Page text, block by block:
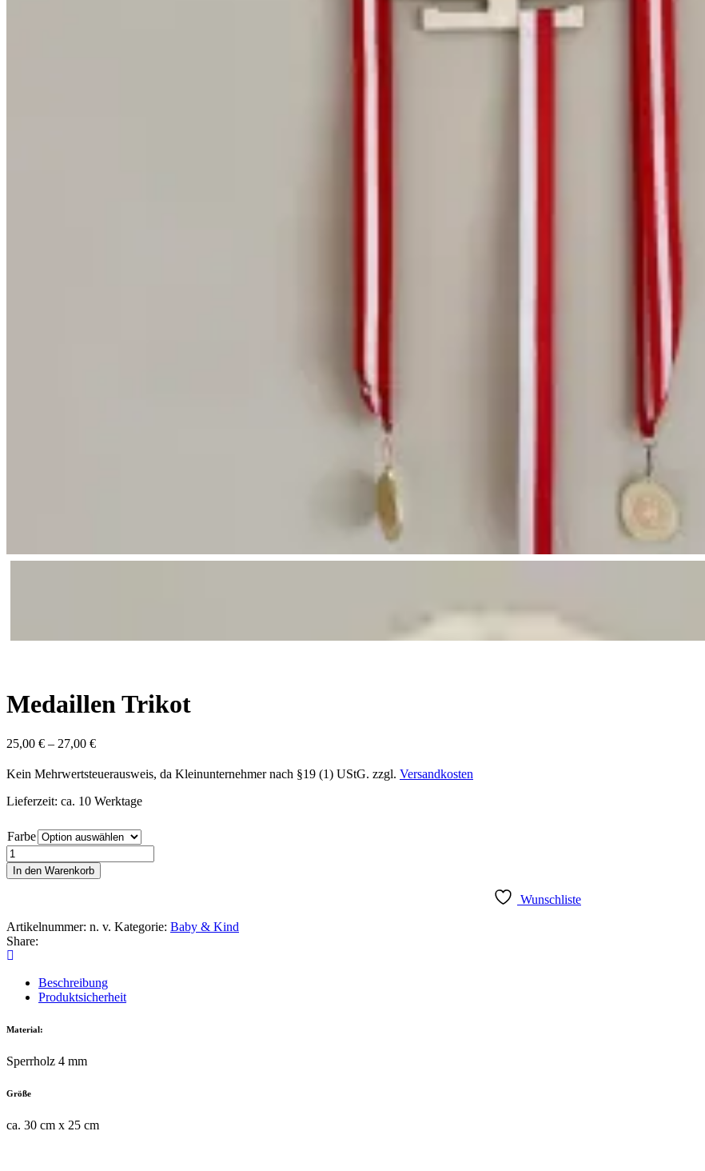
Medaillen Trikot
25,00 € – 27,00 €
Kein Mehrwertsteuerausweis, da Kleinunternehmer nach §19 (1) UStG. zzgl. Versandkosten
Lieferzeit: ca. 10 Werktage
Farbe
Medaillen
Trikot
Menge
In den Warenkorb
Wunschliste
Artikelnummer: n. v. Kategorie: Baby & Kind
Share:
Beschreibung
Produktsicherheit
Material:
Sperrholz 4 mm
Größe
ca. 30 cm x 25 cm